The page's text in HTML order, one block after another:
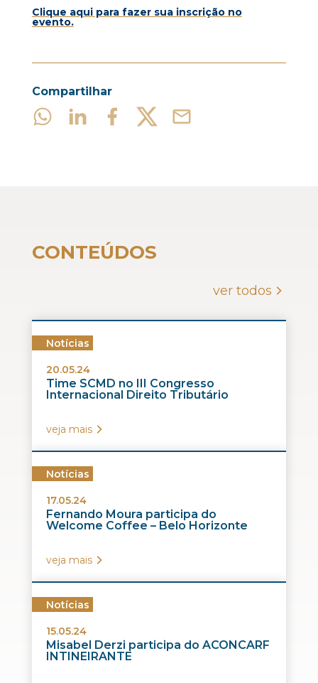
Clique aqui para fazer sua inscrição no
evento.
Compartilhar
CONTEÚDOS
ver todos
Notícias
20.05.24
Time SCMD no III Congresso
Internacional Direito Tributário
veja mais
Notícias
17.05.24
Fernando Moura participa do
Welcome Coffee – Belo Horizonte
veja mais
Notícias
15.05.24
Misabel Derzi participa do ACONCARF
INTINEIRANTE